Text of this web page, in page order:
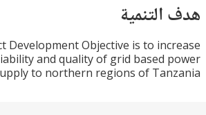
Project Development Objective is to
reliability and quality of grid based
supply to northern regions of